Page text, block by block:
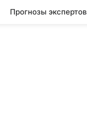
Прогнозы экспертов